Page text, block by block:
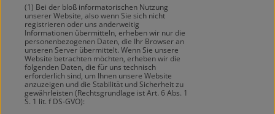
(1) Bei der bloß informatorischen Nutzung
unserer Website, also wenn Sie sich nicht
registrieren oder uns anderweitig
Informationen übermitteln, erheben wir nur die
personenbezogenen Daten, die Ihr Browser an
unseren Server übermittelt. Wenn Sie unsere
Website betrachten möchten, erheben wir die
folgenden Daten, die für uns technisch
erforderlich sind, um Ihnen unsere Website
anzuzeigen und die Stabilität und Sicherheit zu
gewährleisten (Rechtsgrundlage ist Art. 6 Abs. 1
S. 1 lit. f DS-GVO):